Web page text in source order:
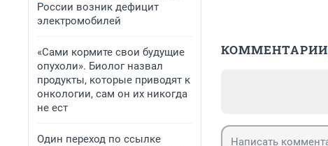
России возник дефицит
электромобилей
«Сами кормите свои будущие
опухоли». Биолог назвал
продукты, которые приводят к
онкологии, сам он их никогда
не ест
Один переход по ссылке
КОММЕНТАРИИ